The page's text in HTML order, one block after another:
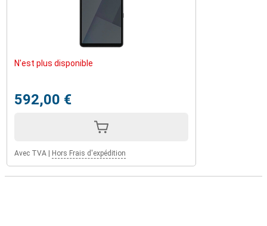
N'est plus disponible
592,00 €
Avec TVA Hors Frais d'expédition